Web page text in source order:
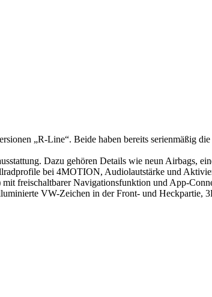
„R-Line“. Beide haben bereits serienmäßig
Dazu gehören Details wie neun Airbags,
bei 4MOTION, Audiolautstärke und
freischaltbarer Navigationsfunktion und App-
VW-Zeichen in der Front- und Heckpartie,